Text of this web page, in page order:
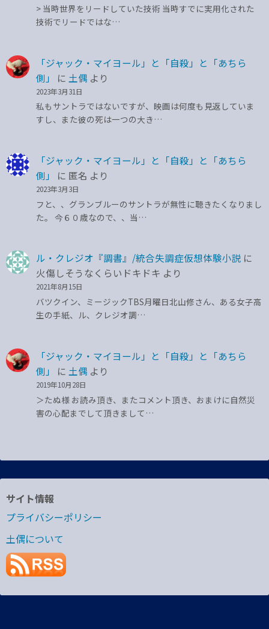
> 当時世界をリードしていた技術 当時すでに実用化された
技術でリードではな…
「ジャック・マイヨール」と「自殺」と「あちら
側」
に 土偶 より
2023年3月31日
私もサントラではないですが、映画は何度も見返していま
すし、また彼の死は一つの大き…
「ジャック・マイヨール」と「自殺」と「あちら
側」
に 匿名 より
2023年3月3日
フと、、グランブルーのサントラが無性に聴きたくなりまし
た。 今６０歳なので、、当…
ル・クレジオ『調書』/統合失調症仮想体験小説 に
火傷しそうなくらいドキドキ より
2021年8月15日
バツクイン、ミージックTBS月曜日北山修さん、ある女子高
生の手紙、ル、クレジオ調…
「ジャック・マイヨール」と「自殺」と「あちら
側」
に 土偶 より
2019年10月28日
＞たぬ様 お読み頂き、またコメント頂き、おまけに自然災
害の心配までして頂きまして…
サイト情報
プライバシーポリシー
土偶について